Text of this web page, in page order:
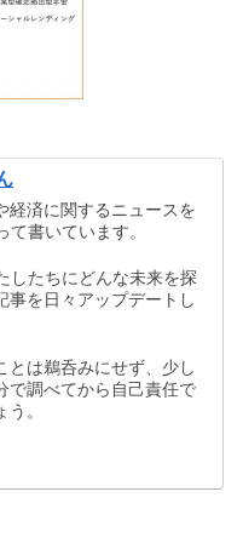
経済に関するニュースを
書いています。
したちにどんな未来を探
事を日々アップデートし
とは鵜呑みにせず、少し
で調べてから自己責任で
。